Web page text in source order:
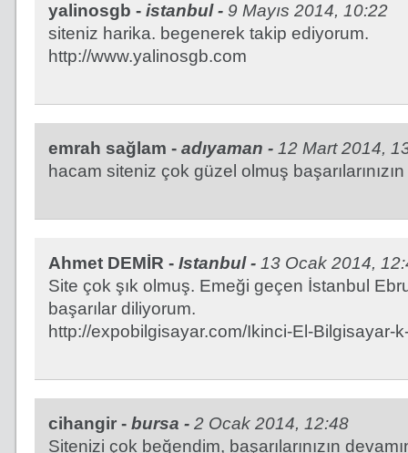
yalinosgb - istanbul - 9 Mayıs 2014, 10:22
siteniz harika. begenerek takip ediyorum.
http://www.yalinosgb.com
emrah sağlam - adıyaman - 12 Mart 2014,
hacam siteniz çok güzel olmuş
Ahmet DEMİR - Istanbul - 13 Ocak 2014,
Site çok şık olmuş. Emeği geçen İstanbul
başarılar diliyorum.
http://expobilgisayar.com/Ikinci-El-Bilgisayar-
cihangir - bursa - 2 Ocak 2014, 12:48
Sitenizi çok beğendim, başarılarınızın